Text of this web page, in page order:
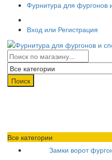
Фурнитура для фургонов
Вход или Регистрация
Поиск
Все категории
Замки ворот